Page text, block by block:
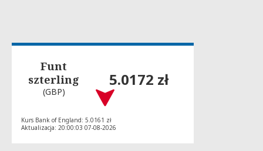
Funt
szterling
(GBP)
5.0172 zł
Kurs Bank of England: 5.0161 zł
Aktualizacja: 20:00:03 07-08-2026